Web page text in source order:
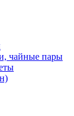
чайные пары